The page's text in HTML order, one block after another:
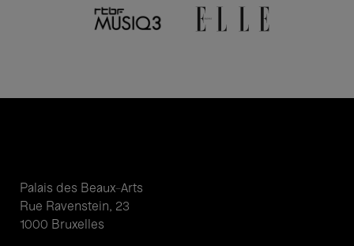
Palais des Beaux-Arts
Rue Ravenstein, 23
1000 Bruxelles